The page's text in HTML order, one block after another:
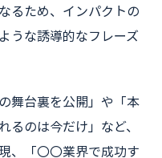
るため、インパクトの
うな誘導的なフレーズ
舞台裏を公開」や「本
るのは今だけ」など、
、「〇〇業界で成功す